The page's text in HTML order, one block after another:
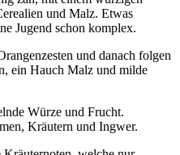
und Malz. Etwas
Jugend schon komplex.
und danach folgen
ein Hauch Malz und milde
Würze und Frucht.
Kräutern und Ingwer.